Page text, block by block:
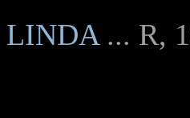
LINDA ... R,